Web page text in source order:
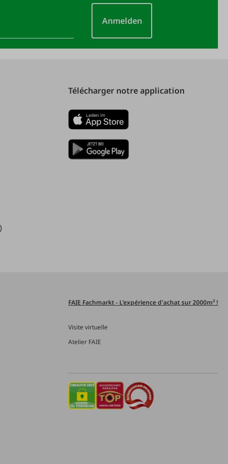
Anmelden
Télécharger notre application
FAIE Fachmarkt - L'expérience d'achat sur 2000m² !
Visite virtuelle
Atelier FAIE